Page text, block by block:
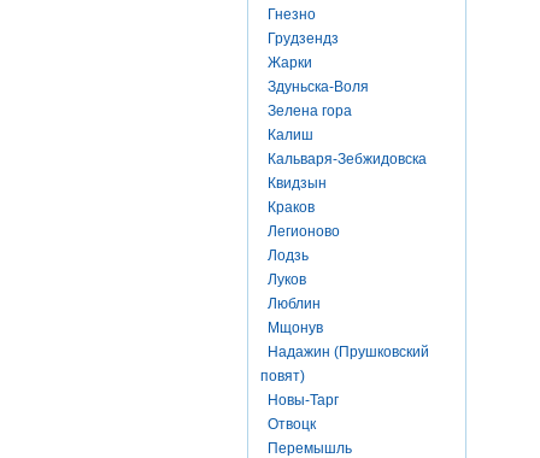
Гнезно
Грудзендз
Жарки
Здуньска-Воля
Зелена гора
Калиш
Кальваря-Зебжидовска
Квидзын
Краков
Легионово
Лодзь
Луков
Люблин
Мщонув
Надажин (Прушковский
повят)
Новы-Тарг
Отвоцк
Перемышль